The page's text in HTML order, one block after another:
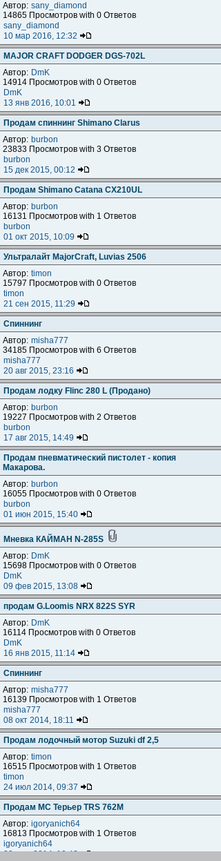
Автор: sany_diamond
14865 Просмотров with 0 Ответов
sany_diamond
10 мар 2016, 12:32
MAJOR CRAFT DODGER DGS-702L
Автор: DmK
14914 Просмотров with 0 Ответов
DmK
13 янв 2016, 10:01
Продам спиннинг Shimano Clarus
Автор: burbon
23833 Просмотров with 3 Ответов
burbon
15 дек 2015, 00:12
Продам Shimano Catana CX210UL
Автор: burbon
16131 Просмотров with 1 Ответов
burbon
01 окт 2015, 10:09
Ультралайт MajorCraft, Luvias 2506
Автор: timon
15797 Просмотров with 0 Ответов
timon
21 сен 2015, 11:29
Спиннинг
Автор: misha777
34185 Просмотров with 6 Ответов
misha777
20 авг 2015, 23:16
Продам лодку Flinc 280 L (Продано)
Автор: burbon
19227 Просмотров with 2 Ответов
burbon
17 авг 2015, 14:49
Продам пневматический пистолет - копия
Макарова.
Автор: burbon
16055 Просмотров with 0 Ответов
burbon
01 июн 2015, 15:40
Мневка КАЙМАН N-285S
Автор: DmK
15698 Просмотров with 0 Ответов
DmK
09 фев 2015, 13:08
продам G.Loomis NRX 822S SYR
Автор: DmK
16114 Просмотров with 0 Ответов
DmK
16 янв 2015, 11:14
Спиннинг
Автор: misha777
16139 Просмотров with 1 Ответов
misha777
08 окт 2014, 18:11
Продам лодочный мотор Suzuki df 2,5
Автор: timon
16515 Просмотров with 1 Ответов
timon
24 июл 2014, 09:37
Продам МС Терьер TRS 762M
Автор: igoryanich64
16813 Просмотров with 1 Ответов
igoryanich64
20 июн 2014, 10:42